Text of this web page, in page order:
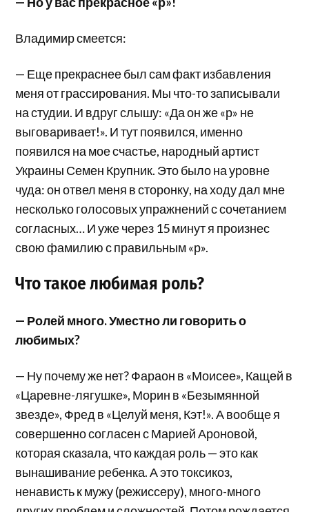
Владимир смеется:
— Еще прекраснее был сам факт избавления
меня от грассирования. Мы что-то записывали
на студии. И вдруг слышу: «Да он же «р» не
выговаривает!». И тут появился, именно
появился на мое счастье, народный артист
Украины Семен Крупник. Это было на уровне
чуда: он отвел меня в сторонку, на ходу дал мне
несколько голосовых упражнений с сочетанием
согласных… И уже через 15 минут я произнес
свою фамилию с правильным «р».
Что такое любимая роль?
— Ролей много. Уместно ли говорить о
любимых?
— Ну почему же нет? Фараон в «Моисее», Кащей в
«Царевне-лягушке», Морин в «Безымянной
звезде», Фред в «Целуй меня, Кэт!». А вообще я
совершенно согласен с Марией Ароновой,
которая сказала, что каждая роль — это как
вынашивание ребенка. А это токсикоз,
ненависть к мужу (режиссеру), много-много